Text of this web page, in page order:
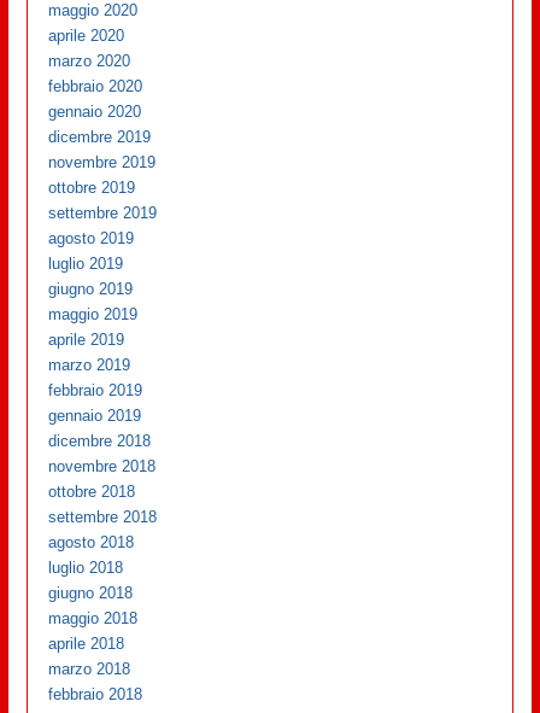
maggio 2020
aprile 2020
marzo 2020
febbraio 2020
gennaio 2020
dicembre 2019
novembre 2019
ottobre 2019
settembre 2019
agosto 2019
luglio 2019
giugno 2019
maggio 2019
aprile 2019
marzo 2019
febbraio 2019
gennaio 2019
dicembre 2018
novembre 2018
ottobre 2018
settembre 2018
agosto 2018
luglio 2018
giugno 2018
maggio 2018
aprile 2018
marzo 2018
febbraio 2018